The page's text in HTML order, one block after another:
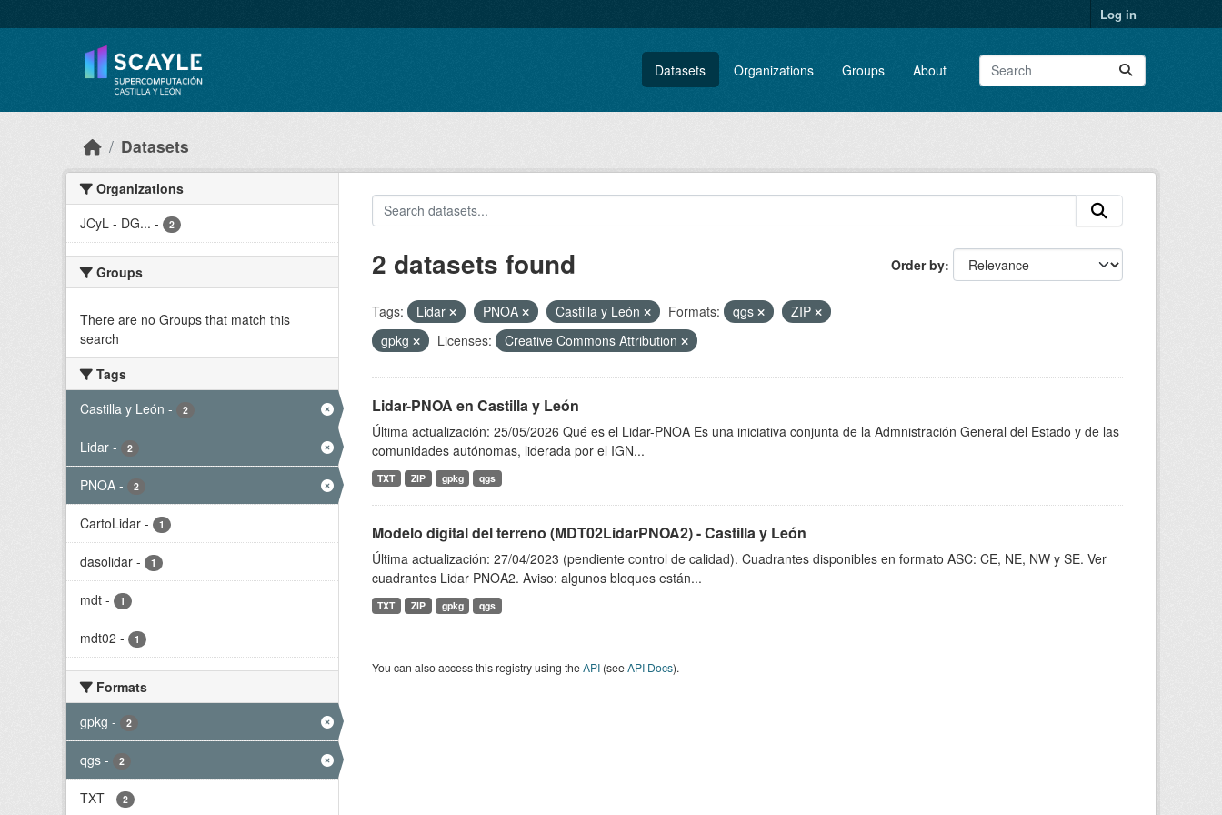
Log in
Datasets Organizations Groups About
Datasets
Organizations
JCyL - DG... - 2
Groups
There are no Groups that match this
search
Tags
Castilla y León - 2
Lidar - 2
PNOA - 2
CartoLidar - 1
dasolidar - 1
mdt - 1
mdt02 - 1
Formats
gpkg - 2
qgs - 2
TXT - 2
Order by
2 datasets found
Tags: Lidar PNOA Castilla y León Formats: qgs
ZIP
gpkg
Licenses: Creative Commons Attribution
Lidar-PNOA en Castilla y León
Última actualización: 25/05/2026 Qué es el Lidar-PNOA Es una iniciativa conjunta de la Admnistración General del Estado y de las
comunidades autónomas, liderada por el IGN...
TXT ZIP gpkg qgs
Modelo digital del terreno (MDT02LidarPNOA2) - Castilla y León
Última actualización: 27/04/2023 (pendiente control de calidad). Cuadrantes disponibles en formato ASC: CE, NE, NW y SE. Ver
cuadrantes Lidar PNOA2. Aviso: algunos bloques están...
TXT ZIP gpkg qgs
You can also access this registry using theAPI(seeAPI Docs).